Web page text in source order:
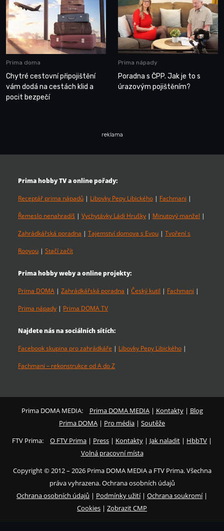
Prima doma
Chytré cestovní připojištění
vám dodá na cestách klid a
pocit bezpečí
Prima nápady
Poradna s ČPP. Jak je to s
úrazovým pojištěním?
reklama
Prima hobby TV a online pořady:
Receptář prima nápadů | Libovky Pepy Libického | Fachmani |
Řemeslo nenahradíš | Vychytávky Ládi Hrušky | Minutový manžel |
Zahrádkářská poradna | Tajemství domova s Evou | Tvoření s
Rooyou | Stačí začít
Prima hobby weby a online projekty:
Prima DOMA | Zahrádkářská poradna | Český kutil | Fachmani |
Prima nápady | Prima DOMA TV
Najdete nás na sociálních sítích:
Facebook skupina pro zahrádkáře | Libovky Pepy Libického |
Fachmani – rekonstrukce od A do Z
Prima DOMA MEDIA: Prima DOMA MEDIA| Kontakty| Blog
Prima DOMA | Pro média | Soutěže
FTV Prima:
O FTV Prima | Press | Kontakty | Jak naladit | HbbTV |
Volná pracovní místa
Copyright © 2012 – 2026 Prima DOMA MEDIA a FTV Prima. Všechna
práva vyhrazena. Ochrana osobních údajů
Ochrana osobních údajů | Podmínky užití| Ochrana soukromí|
Cookies | Zobrazit CMP